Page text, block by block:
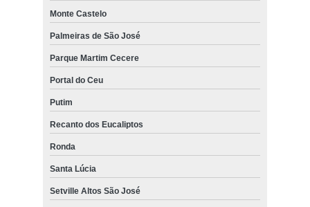
Monte Castelo
Palmeiras de São José
Parque Martim Cecere
Portal do Ceu
Putim
Recanto dos Eucaliptos
Ronda
Santa Lúcia
Setville Altos São José